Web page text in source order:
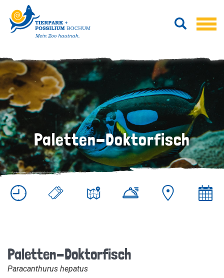
Paletten-Doktorfisch
Paletten-Doktorfisch
Paracanthurus hepatus